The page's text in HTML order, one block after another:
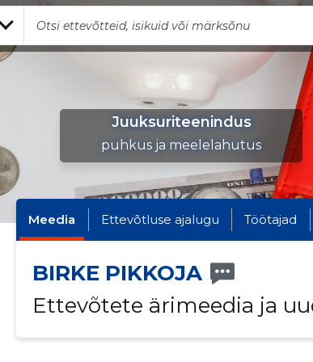
Juuksuriteenindus
puhkus ja meelelahutus
Meedia Ettevõtluse ajalugu Töötajad
BIRKE PIKKOJA
Ettevõtete ärimeedia ja